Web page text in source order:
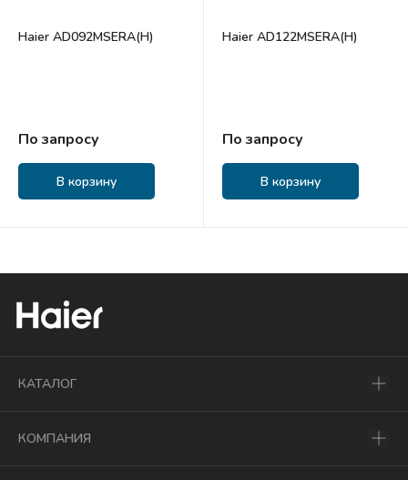
Haier AD092MSERA(H)
По запросу
В корзину
Haier AD122MSERA(H)
По запросу
В корзину
КАТАЛОГ
КОМПАНИЯ